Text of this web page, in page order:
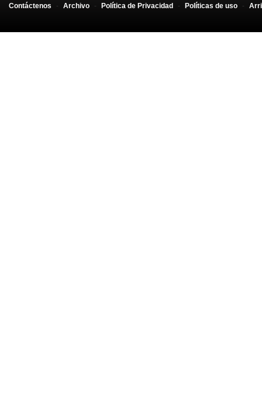
Contáctenos - Archivo - Política de Privacidad - Políticas de uso -